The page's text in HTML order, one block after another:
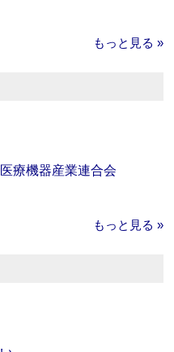
もっと見る »
療機器産業連合会
もっと見る »